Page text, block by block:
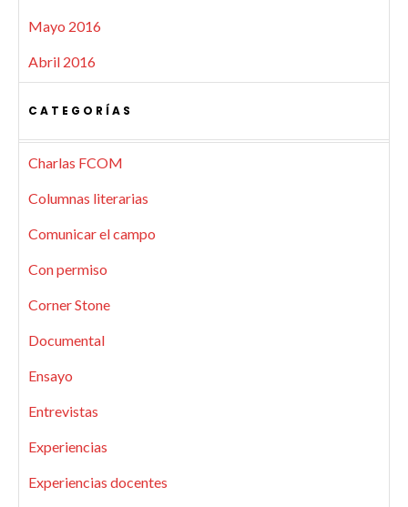
Mayo 2016
Abril 2016
CATEGORÍAS
Charlas FCOM
Columnas literarias
Comunicar el campo
Con permiso
Corner Stone
Documental
Ensayo
Entrevistas
Experiencias
Experiencias docentes